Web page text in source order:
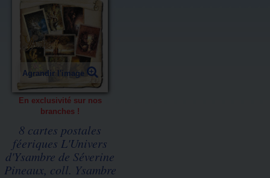
Agrandir l'image
En exclusivité sur nos
branches !
8 cartes postales
féeriques L'Univers
d'Ysambre de Séverine
Pineaux, coll. Ysambre